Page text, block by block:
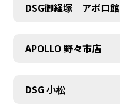
DSG御経塚 アポロ館
APOLLO 野々市店
DSG 小松